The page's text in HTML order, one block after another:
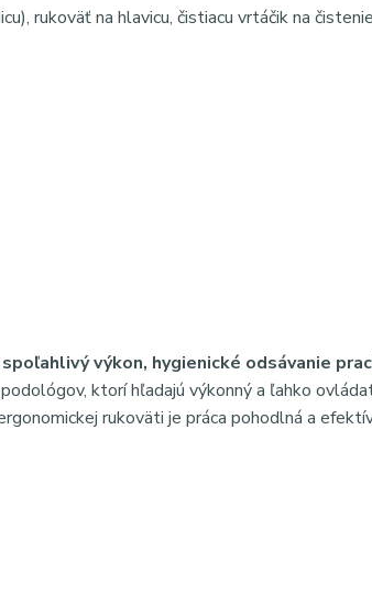
rukoväť na hlavicu, čistiacu vrtáčik na
výkon, hygienické odsávanie
ktorí hľadajú výkonný a ľahko
rukoväti je práca pohodlná a